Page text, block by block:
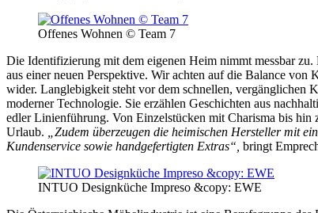
Offenes Wohnen © Team 7
Die Identifizierung mit dem eigenen Heim nimmt messbar
aus einer neuen Perspektive. Wir achten auf die Balance
wider. Langlebigkeit steht vor dem schnellen, vergänglichen
moderner Technologie. Sie erzählen Geschichten aus
edler Linienführung. Von Einzelstücken mit Charisma bis hin
Urlaub.
„Zudem überzeugen die heimischen Hersteller mit
Kundenservice sowie handgefertigten Extras“, bringt
INTUO Designküche Impreso &copy: EWE